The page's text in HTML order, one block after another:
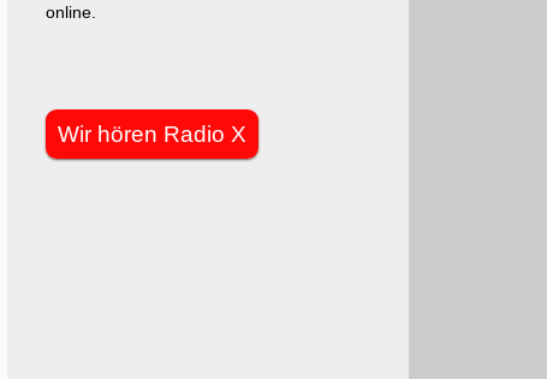
online.
Wir hören Radio X